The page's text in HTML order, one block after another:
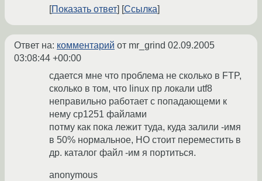
Показать ответ
Ссылка
Ответ на: комментарий от mr_grind 02.09.2005
03:08:44 +00:00
сдается мне что проблема не сколько в FTP,
сколько в том, что linux пр локали utf8
неправильно работает с попадающеми к
нему cp1251 файлами
потму как пока лежит туда, куда залили -имя
в 50% нормальное, НО стоит переместить в
др. каталог файл -им я портиться.
anonymous